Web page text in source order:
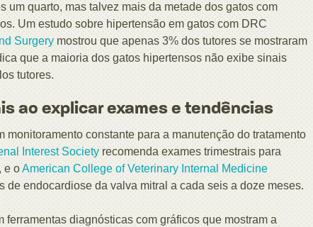
um quarto, mas talvez mais da metade dos gatos com
Um estudo sobre hipertensão em gatos com DRC
Surgery mostrou que apenas 3% dos tutores se mostraram
que a maioria dos gatos hipertensos não exibe sinais
tutores.
ao explicar exames e tendências
monitoramento constante para a manutenção do tratamento
Interest Society recomenda exames trimestrais para
e oAmerican College of Veterinary Internal Medicine
de endocardiose da valva mitral a cada seis a doze meses.
diagnósticas com gráficos que mostram a